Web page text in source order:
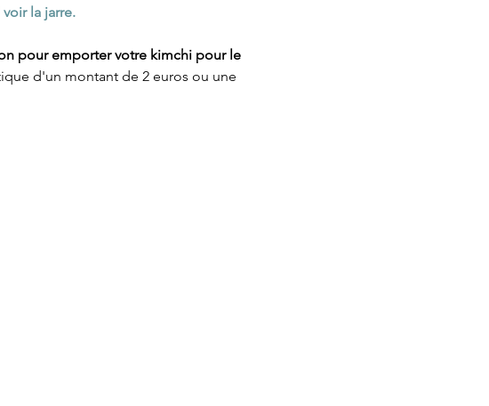
voir la jarre.
pour emporter votre kimchi pour le
d'un montant de 2 euros ou une